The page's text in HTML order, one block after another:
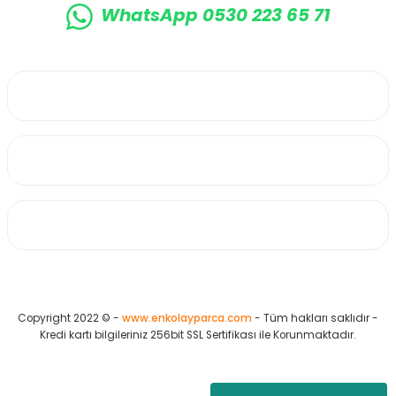
WhatsApp 0530 223 65 71
Copyright 2022 © - www.enkolayparca.com - Tüm hakları saklıdır -
Kredi kartı bilgileriniz 256bit SSL Sertifikası ile Korunmaktadır.